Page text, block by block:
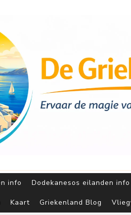
info Dodekanesos eilanden info
Kaart Griekenland Blog